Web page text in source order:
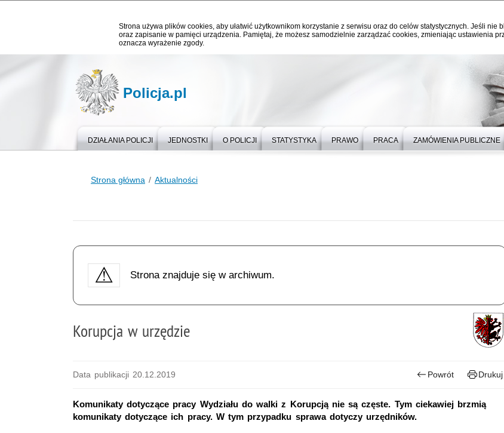
Strona używa plików cookies, aby ułatwić użytkownikom korzystanie z serwisu oraz do celów statystycznych. Jeśli nie
oraz zapisanie w pamięci urządzenia. Pamiętaj, że możesz samodzielnie zarządzać cookies, zmieniając ustawienia
oznacza wyrażenie zgody.
Policja.pl
DZIAŁANIA POLICJI JEDNOSTKI O POLICJI STATYSTYKA PRAWO PRACA ZAMÓWIENIA PUBLICZNE
Strona główna Aktualności
Strona znajduje się w archiwum.
Korupcja w urzędzie
Data publikacji 20.12.2019 Powrót Drukuj
Komunikaty dotyczące pracy Wydziału do walki z Korupcją nie są częste. Tym ciekawiej brzmią
komunikaty dotyczące ich pracy. W tym przypadku sprawa dotyczy urzędników.